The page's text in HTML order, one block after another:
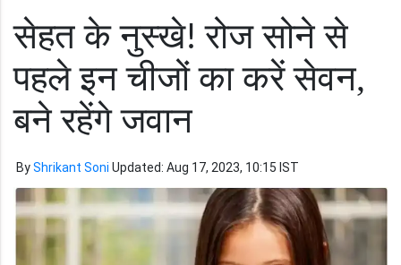
सेहत के नुस्खे!रोज सोने से
पहले इन चीजों का करें सेवन,
बने रहेंगे जवान
ByShrikant Soni Updated: Aug 17, 2023, 10:15 IST